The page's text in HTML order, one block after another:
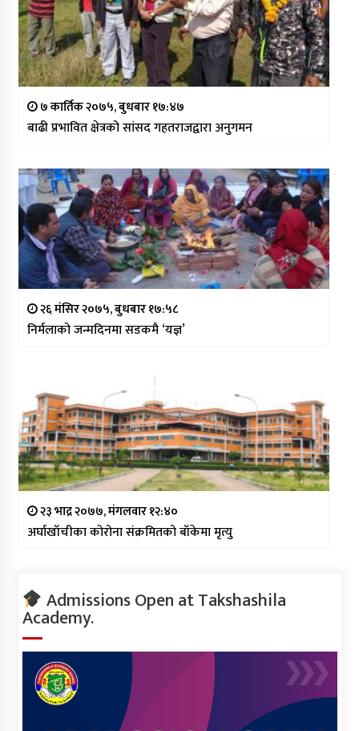
७ कार्तिक २०७५, बुधबार १७:४७
बाढी प्रभावित क्षेत्रको सांसद गहतराजद्वारा अनुगमन
२६ मंसिर २०७५, बुधबार १७:५८
निर्मलाको जन्मदिनमा सडकमै ‘यज्ञ’
२३ भाद्र २०७७, मंगलवार १२:४०
अर्घाखाँचीका कोरोना संक्रमितको बाँकेमा मृत्यु
Admissions Open at Takshashila
Academy.